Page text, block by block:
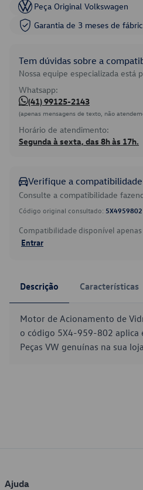
Peça Original Volkswagen
Garantia de 3 meses de
Tem dúvidas sobre a
Nossa equipe especializada está
Whatsapp:
(41) 99125-2143
(apenas mensagens de texto, não
Horário de atendimento:
Segunda à sexta, das 8h às 17h.
Verifique a compatibilidade
Consulte a compatibilidade
Código original consultado: 5X4959802
Compatibilidade disponível
Entrar
Descrição Características
Motor de Acionamento de
o código 5X4-959-802 aplica
Peças VW genuínas na sua
Ajuda